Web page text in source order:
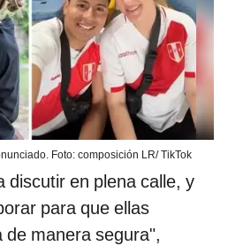
Foto: composición LR/ TikTok
discutir en plena calle, y
para que ellas
de manera segura",